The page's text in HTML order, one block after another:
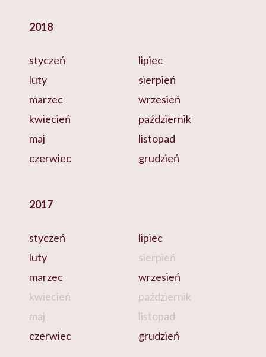
2018
styczeń
luty
marzec
kwiecień
maj
czerwiec
lipiec
sierpień
wrzesień
październik
listopad
grudzień
2017
styczeń
luty
marzec
kwiecień
maj
czerwiec
lipiec
sierpień
wrzesień
październik
listopad
grudzień